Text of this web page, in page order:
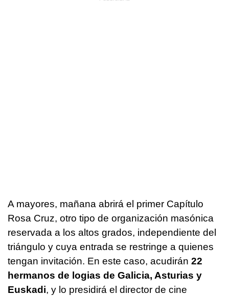
A mayores, mañana abrirá el primer Capítulo
Rosa Cruz, otro tipo de organización masónica
reservada a los altos grados, independiente del
triángulo y cuya entrada se restringe a quienes
tengan invitación. En este caso, acudirán 22
hermanos de logias de Galicia, Asturias y
Euskadi, y lo presidirá el director de cine